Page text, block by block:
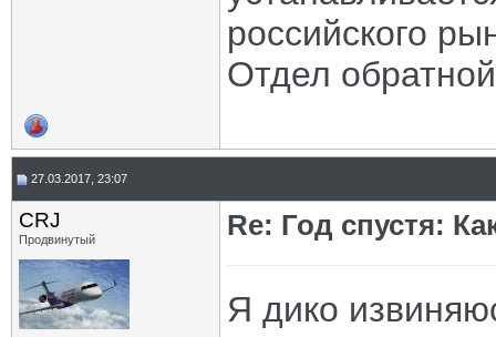
российского
Отдел
27.03.2017, 23:07
CRJ
Продвинутый Re: Год спустя:
Я дико